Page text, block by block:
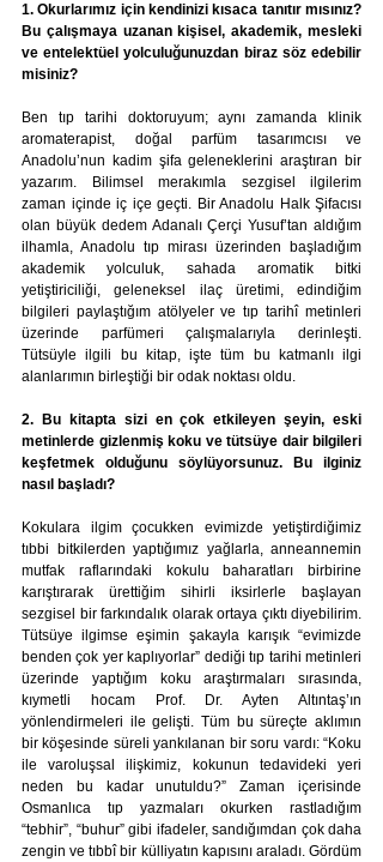
1. Okurlarımız için kendinizi kısaca tanıtır mısınız?
Bu çalışmaya uzanan kişisel, akademik, mesleki
ve entelektüel yolculuğunuzdan biraz söz edebilir
misiniz?
Ben tıp tarihi doktoruyum; aynı zamanda klinik
aromaterapist, doğal parfüm tasarımcısı ve
Anadolu’nun kadim şifa geleneklerini araştıran bir
yazarım. Bilimsel merakımla sezgisel ilgilerim
zaman içinde iç içe geçti. Bir Anadolu Halk Şifacısı
olan büyük dedem Adanalı Çerçi Yusuf’tan aldığım
ilhamla, Anadolu tıp mirası üzerinden başladığım
akademik yolculuk, sahada aromatik bitki
yetiştiriciliği, geleneksel ilaç üretimi, edindiğim
bilgileri paylaştığım atölyeler ve tıp tarihî metinleri
üzerinde parfümeri çalışmalarıyla derinleşti.
Tütsüyle ilgili bu kitap, işte tüm bu katmanlı ilgi
alanlarımın birleştiği bir odak noktası oldu.
2. Bu kitapta sizi en çok etkileyen şeyin, eski
metinlerde gizlenmiş koku ve tütsüye dair bilgileri
keşfetmek olduğunu söylüyorsunuz. Bu ilginiz
nasıl başladı?
Kokulara ilgim çocukken evimizde yetiştirdiğimiz
tıbbi bitkilerden yaptığımız yağlarla, anneannemin
mutfak raflarındaki kokulu baharatları birbirine
karıştırarak ürettiğim sihirli iksirlerle başlayan
sezgisel bir farkındalık olarak ortaya çıktı diyebilirim.
Tütsüye ilgimse eşimin şakayla karışık “evimizde
benden çok yer kaplıyorlar” dediği tıp tarihi metinleri
üzerinde yaptığım koku araştırmaları sırasında,
kıymetli hocam Prof. Dr. Ayten Altıntaş’ın
yönlendirmeleri ile gelişti. Tüm bu süreçte aklımın
bir köşesinde süreli yankılanan bir soru vardı: “Koku
ile varoluşsal ilişkimiz, kokunun tedavideki yeri
neden bu kadar unutuldu?” Zaman içerisinde
Osmanlıca tıp yazmaları okurken rastladığım
“tebhir”, “buhur” gibi ifadeler, sandığımdan çok daha
zengin ve tıbbî bir külliyatın kapısını araladı. Gördüm